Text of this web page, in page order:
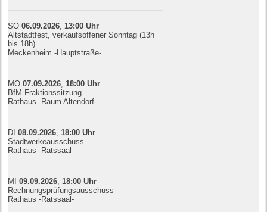
SO06.09.2026 13:00 Uhr
Altstadtfest, verkaufsoffener Sonntag (13h
bis 18h)
Meckenheim -Hauptstraße-
MO07.09.2026 18:00 Uhr
BfM-Fraktionssitzung
Rathaus -Raum Altendorf-
DI08.09.2026 18:00 Uhr
Stadtwerkeausschuss
Rathaus -Ratssaal-
MI09.09.2026 18:00 Uhr
Rechnungsprüfungsausschuss
Rathaus -Ratssaal-